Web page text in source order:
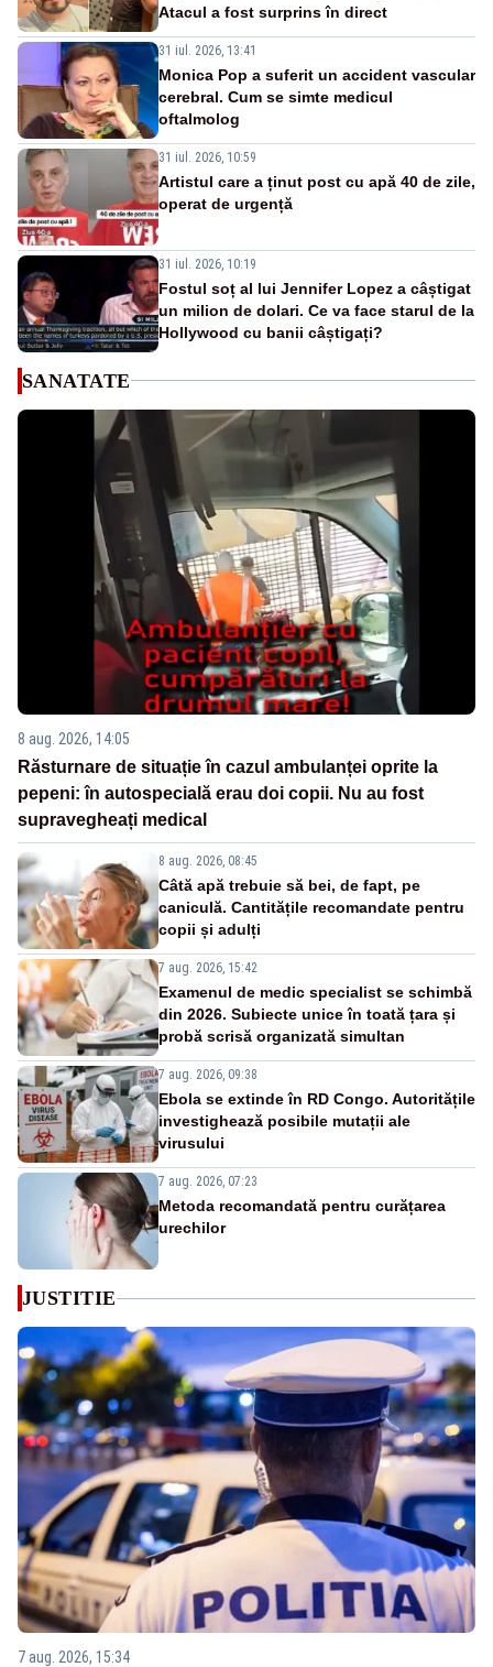
Atacul a fost surprins în direct
31 iul. 2026, 13:41
Monica Pop a suferit un accident vascular
cerebral. Cum se simte medicul
oftalmolog
31 iul. 2026, 10:59
Artistul care a ținut post cu apă 40 de zile,
operat de urgență
31 iul. 2026, 10:19
Fostul soț al lui Jennifer Lopez a câștigat
un milion de dolari. Ce va face starul de la
Hollywood cu banii câștigați?
SANATATE
8 aug. 2026, 14:05
Răsturnare de situație în cazul ambulanței oprite la
pepeni: în autospecială erau doi copii. Nu au fost
supravegheați medical
8 aug. 2026, 08:45
Câtă apă trebuie să bei, de fapt, pe
caniculă. Cantitățile recomandate pentru
copii și adulți
7 aug. 2026, 15:42
Examenul de medic specialist se schimbă
din 2026. Subiecte unice în toată țara și
probă scrisă organizată simultan
7 aug. 2026, 09:38
Ebola se extinde în RD Congo. Autoritățile
investighează posibile mutații ale
virusului
7 aug. 2026, 07:23
Metoda recomandată pentru curățarea
urechilor
JUSTITIE
7 aug. 2026, 15:34